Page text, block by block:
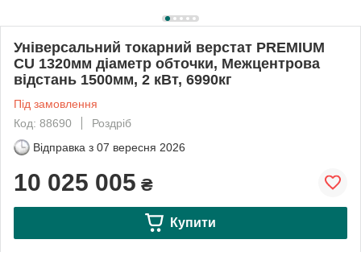
Універсальний токарний верстат PREMIUM
CU 1320мм діаметр обточки, Межцентрова
відстань 1500мм, 2 кВт, 6990кг
Під замовлення
Код: 88690
Роздріб
Відправка з 07 вересня 2026
10 025 005 ₴
Купити